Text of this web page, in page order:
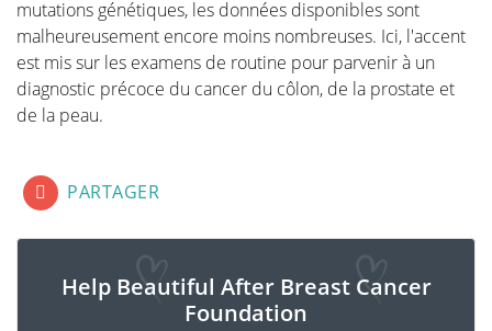
mutations génétiques, les données disponibles sont
malheureusement encore moins nombreuses. Ici, l'accent
est mis sur les examens de routine pour parvenir à un
diagnostic précoce du cancer du côlon, de la prostate et
de la peau.
PARTAGER
fab fa-lg fa-facebook-square
fab fa-lg fa-linkedin
fab fa-lg fa-twitter-square
Help Beautiful After Breast Cancer
Foundation